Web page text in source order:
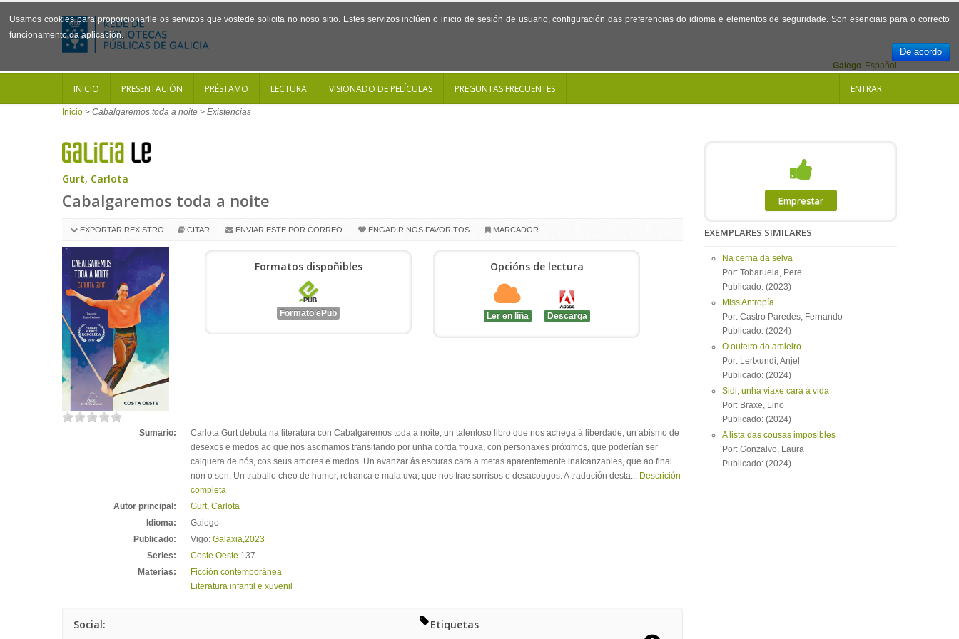
Usamos cookies para proporcionarlle os servizos que vostede solicita no noso sitio. Estes servizos inclúen o inicio de sesión de usuario, configuración das preferencias do idioma e elementos de seguridade. Son esenciais para o correcto
funcionamento da aplicación.
De acordo
Español
Galego
INICIO PRESENTACIÓN PRÉSTAMO LECTURA VISIONADO DE PELÍCULAS PREGUNTAS FRECUENTES ENTRAR
Inicio > Cabalgaremos toda a noite > Existencias
Gurt, Carlota
Cabalgaremos toda a noite
CITAR ENVIAR ESTE POR CORREO
EXPORTAR REXISTRO ENGADIR NOS FAVORITOS MARCADOR
Formatos dispoñibles
Formato ePub
Opcións de lectura
Ler en liña Descarga
Sumario:
Carlota Gurt debuta na literatura con Cabalgaremos toda a noite, un talentoso libro que nos achega á liberdade, un abismo de
desexos e medos ao que nos asomamos transitando por unha corda frouxa, con personaxes próximos, que poderían ser
calquera de nós, cos seus amores e medos. Un avanzar ás escuras cara a metas aparentemente inalcanzables, que ao final
non o son. Un traballo cheo de humor, retranca e mala uva, que nos trae sorrisos e desacougos. A tradución desta... Descrición
completa
Autor principal:
Gurt, Carlota
Idioma:
Galego
Publicado:
Vigo: Galaxia,2023
Series:
Coste Oeste 137
Materias:
Ficción contemporánea
Literatura infantil e xuvenil
Social: Etiquetas
Emprestar
EXEMPLARES SIMILARES
Na cerna da selva
Por: Tobaruela, Pere
Publicado: (2023)
Miss Antropía
Por: Castro Paredes, Fernando
Publicado: (2024)
O outeiro do amieiro
Por: Lertxundi, Anjel
Publicado: (2024)
Sidi, unha viaxe cara á vida
Por: Braxe, Lino
Publicado: (2024)
A lista das cousas imposibles
Por: Gonzalvo, Laura
Publicado: (2024)